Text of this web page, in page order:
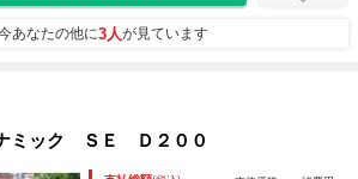
あなたの他に3人が見ています
ミック ＳＥ Ｄ２００